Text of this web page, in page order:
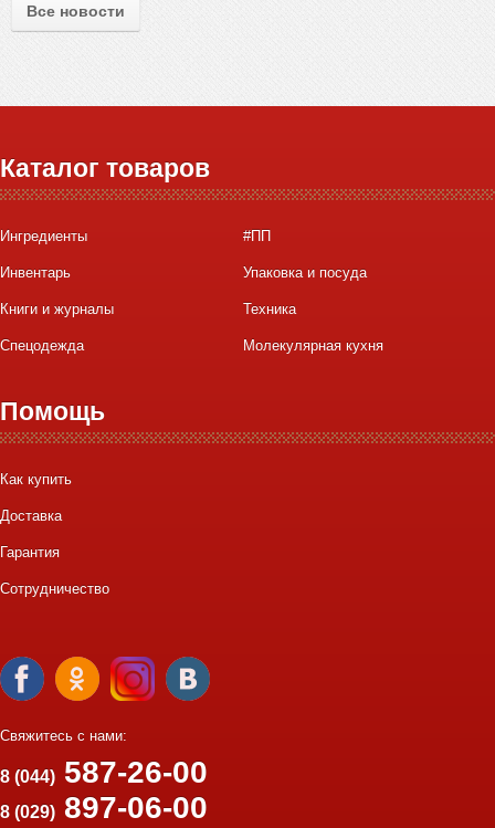
Все новости
Каталог товаров
Ингредиенты #ПП
Инвентарь Упаковка и посуда
Книги и журналы Техника
Спецодежда Молекулярная кухня
Помощь
Как купить
Доставка
Гарантия
Сотрудничество
Свяжитесь с нами:
8 (044) 587-26-00
8 (029) 897-06-00